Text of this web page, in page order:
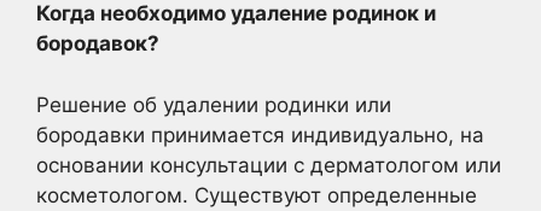
Когда необходимо удаление родинок и
бородавок?
Решение об удалении родинки или
бородавки принимается индивидуально, на
основании консультации с дерматологом или
косметологом. Существуют определенные